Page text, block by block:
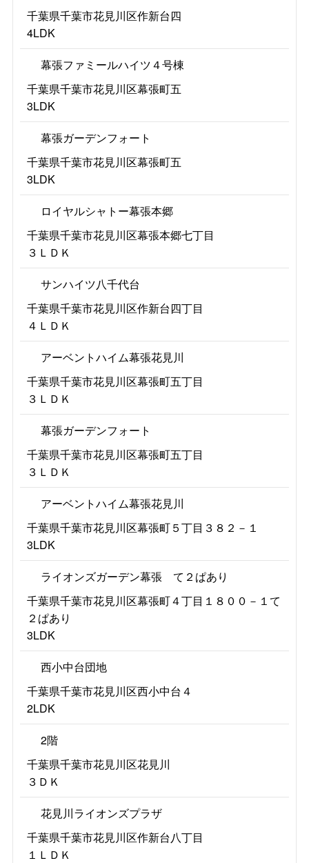
千葉県千葉市花見川区作新台四
4LDK
幕張ファミールハイツ４号棟
千葉県千葉市花見川区幕張町五
3LDK
幕張ガーデンフォート
千葉県千葉市花見川区幕張町五
3LDK
ロイヤルシャトー幕張本郷
千葉県千葉市花見川区幕張本郷七丁目
３ＬＤＫ
サンハイツ八千代台
千葉県千葉市花見川区作新台四丁目
４ＬＤＫ
アーベントハイム幕張花見川
千葉県千葉市花見川区幕張町五丁目
３ＬＤＫ
幕張ガーデンフォート
千葉県千葉市花見川区幕張町五丁目
３ＬＤＫ
アーベントハイム幕張花見川
千葉県千葉市花見川区幕張町５丁目３８２－１
3LDK
ライオンズガーデン幕張 て２ぱあり
千葉県千葉市花見川区幕張町４丁目１８００－１て
２ぱあり
3LDK
西小中台団地
千葉県千葉市花見川区西小中台４
2LDK
2階
千葉県千葉市花見川区花見川
３ＤＫ
花見川ライオンズプラザ
千葉県千葉市花見川区作新台八丁目
１ＬＤＫ